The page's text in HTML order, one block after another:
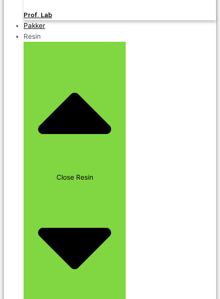
Prof. Lab
Pakker
Resin
Close Resin